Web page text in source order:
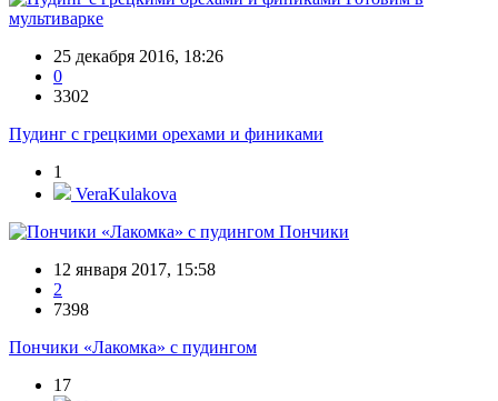
мультиварке
25 декабря 2016, 18:26
0
3302
Пудинг с грецкими орехами и финиками
1
VeraKulakova
Пончики
12 января 2017, 15:58
2
7398
Пончики «Лакомка» с пудингом
17